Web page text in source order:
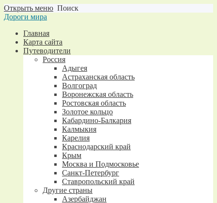
Открыть меню Поиск
Дороги мира
Главная
Карта сайта
Путеводители
Россия
Адыгея
Астраханская область
Волгоград
Воронежская область
Ростовская область
Золотое кольцо
Кабардино-Балкария
Калмыкия
Карелия
Краснодарский край
Крым
Москва и Подмосковье
Санкт-Петербург
Ставропольский край
Другие страны
Азербайджан